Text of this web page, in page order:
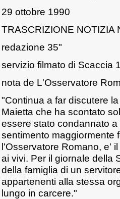
29 ottobre 1990
TRASCRIZIONE NOTIZIA
redazione 35"
servizio filmato di Scaccia
nota de L'Osservatore
"Continua a far discutere
Maietta che ha scontato
essere stato condannato
sentimento maggiormente
l'Osservatore Romano, e'
ai vivi. Per il giornale della
della famiglia di un
appartenenti alla stessa
lungo in carcere."